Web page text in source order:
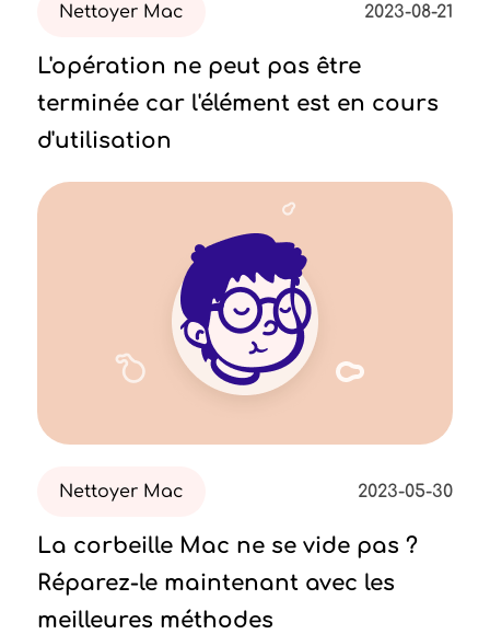
Nettoyer Mac 2023-08-21
L'opération ne peut pas être
terminée car l'élément est en cours
d'utilisation
Nettoyer Mac 2023-05-30
La corbeille Mac ne se vide pas ?
Réparez-le maintenant avec les
meilleures méthodes